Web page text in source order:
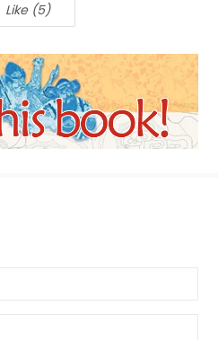
Like (5)